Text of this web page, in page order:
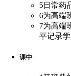
5日常药
6为高端
7为高端
平记录学
课中